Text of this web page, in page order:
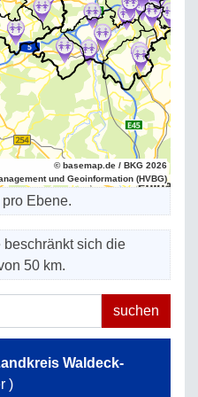
© basemap.de / BKG 2026
und Geoinformation (HVBG)
Ebene.
beschränkt sich die
50 km.
Waldeck-
)